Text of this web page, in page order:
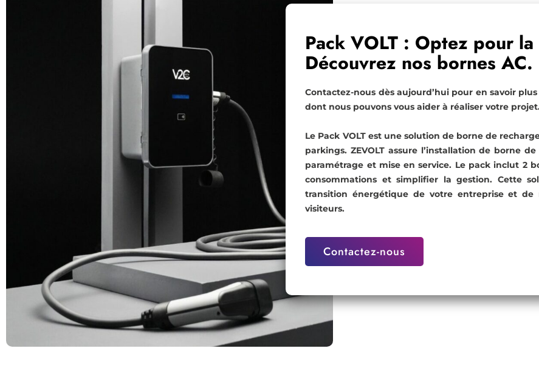
Pack VOLT : Optez pour
Découvrez nos bornes AC.
Contactez-nous dès aujourd’hui pour en savoir
dont nous pouvons vous aider à réaliser votre
Le Pack VOLT est une solution de borne de
parkings. ZEVOLT assure l’installation de borne
paramétrage et mise en service. Le pack inclut 2
consommations et simplifier la gestion. Cette
transition énergétique de votre entreprise et de
visiteurs.
Contactez-nous